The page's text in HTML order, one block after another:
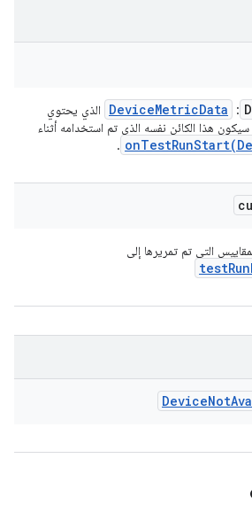
: ‏
DeviceMetricData
الذي يحتوي
هذا الكائن نفسه الذي تم استخدامه أثناء
onTestRunStart(
.
التي تم تمريرها إلى
DeviceNot